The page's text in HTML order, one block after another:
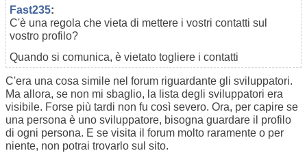
Fast235:
C'è una regola che vieta di mettere i vostri contatti sul
vostro profilo?
Quando si comunica, è vietato togliere i contatti
C'era una cosa simile nel forum riguardante gli sviluppatori.
Ma allora, se non mi sbaglio, la lista degli sviluppatori era
visibile. Forse più tardi non fu così severo. Ora, per capire se
una persona è uno sviluppatore, bisogna guardare il profilo
di ogni persona. E se visita il forum molto raramente o per
niente, non potrai trovarlo sul sito.